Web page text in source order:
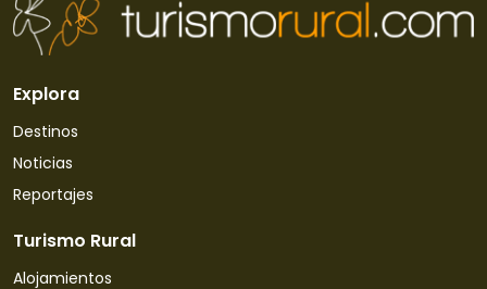
Explora
Destinos
Noticias
Reportajes
Turismo Rural
Alojamientos